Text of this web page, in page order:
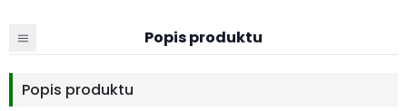
Popis produktu
Popis produktu